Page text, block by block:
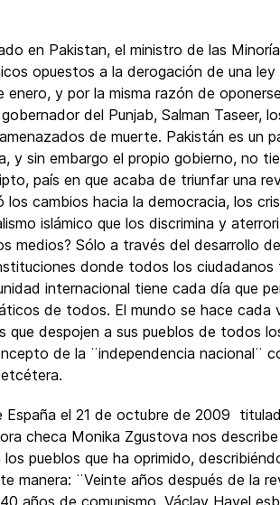
en Pakistan, el ministro de las
opuestos a la derogación de una ley
y por la misma razón de
del Punjab, Salman Taseer,
de muerte. Pakistán es un
y sin embargo el propio gobierno, no
país en que acaba de triunfar una
los cambios hacia la democracia, los
islámico que los discrimina y
medios? Sólo a través del desarrollo
donde todos los ciudadanos
internacional tiene cada día que
de todos. El mundo se hace cada
que despojen a sus pueblos de todos
de la ¨independencia nacional¨
España el 21 de octubre de 2009
checa Monika Zgustova nos
pueblos que ha oprimido,
manera: ¨Veinte años después de la
años de comunismo, Václav Havel